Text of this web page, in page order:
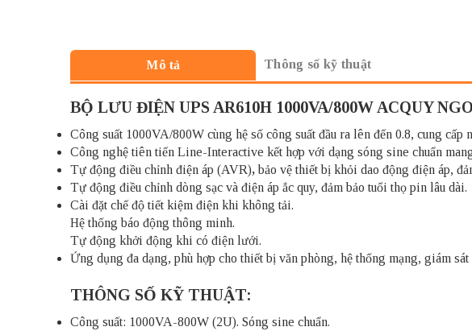
Mô tả Thông số kỹ thuật
BỘ LƯU ĐIỆN UPS AR610H 1000VA/800W ACQUY
Công suất 1000VA/800W cùng hệ số công suất đầu ra lên đến 0.8, cung
Công nghệ tiên tiến Line-Interactive kết hợp với dạng sóng sine chuẩn
Tự động điều chỉnh điện áp (AVR),bảo vệ thiết bị khỏi dao động điện áp,
Tự động điều chỉnh dòng sạc và điện áp ắc quy, đảm bảo tuổi thọ pin lâu dài.
Cài đặt chế độ tiết kiệm điện khi không tải.
Hệ thống báo động thông minh.
Tự động khởi động khi có điện lưới.
Ứng dụng đa dạng, phù hợp cho thiết bị văn phòng, hệ thống mạng, giám
THÔNG SỐ KỸ THUẬT:
Công suất: 1000VA-800W (2U). Sóng sine chuẩn.